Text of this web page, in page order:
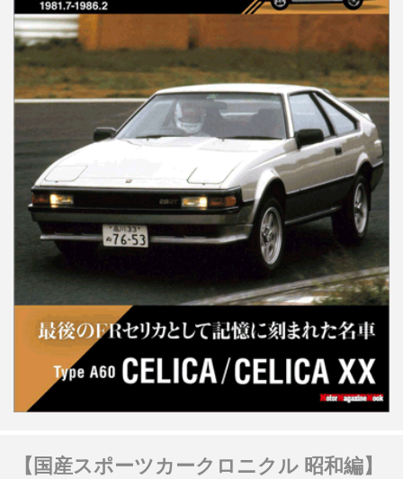
【国産スポーツカークロニクル 昭和編】